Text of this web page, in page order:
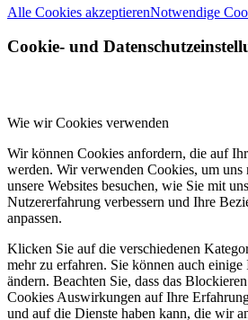
Alle Cookies akzeptierenNotwendige
Cookie- und
Wie wir Cookies verwenden
Wir können Cookies anfordern, die auf
werden. Wir verwenden Cookies, um
unsere Websites besuchen, wie Sie mit
Nutzererfahrung verbessern und Ihre
anpassen.
Klicken Sie auf die verschiedenen
mehr zu erfahren. Sie können auch
ändern. Beachten Sie, dass das
Cookies Auswirkungen auf Ihre
und auf die Dienste haben kann, die wir